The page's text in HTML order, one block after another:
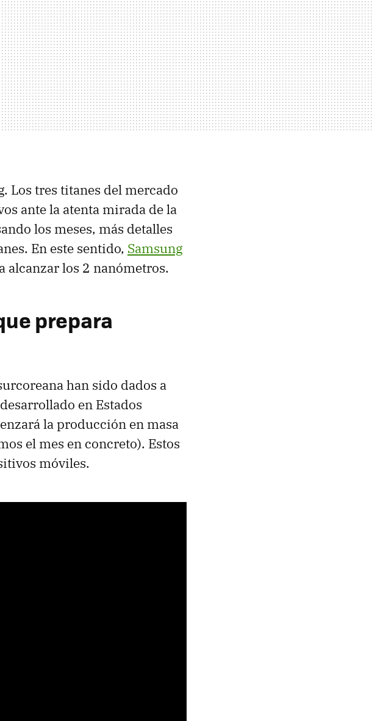
Los tres titanes del mercado
ante la atenta mirada de la
los meses, más detalles
En este sentido, Samsung
alcanzar los 2 nanómetros.
prepara
han sido dados a
en Estados
la producción en masa
el mes en concreto). Estos
móviles.